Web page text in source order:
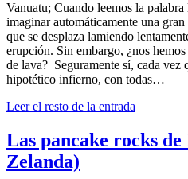
Vanuatu; Cuando leemos la
imaginar automáticamente una
que se desplaza lamiendo
erupción. Sin embargo, ¿nos
de lava? Seguramente sí, cada vez
hipotético infierno, con todas…
Leer el resto de la entrada
Las pancake rocks
Zelanda)